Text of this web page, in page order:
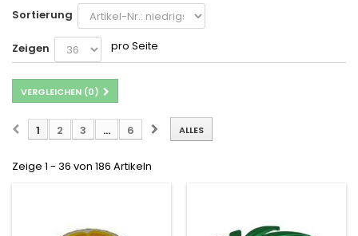
Hellorange(10)
Hellpink (6)
Koralle(2)
Lavendel(1)
Lichtblau (1)
Sortierung
Zeigen pro Seite
VERGLEICHEN (0)
ALLES
1 2 3 ... 6
Zeige 1 - 36 von 186 Artikeln